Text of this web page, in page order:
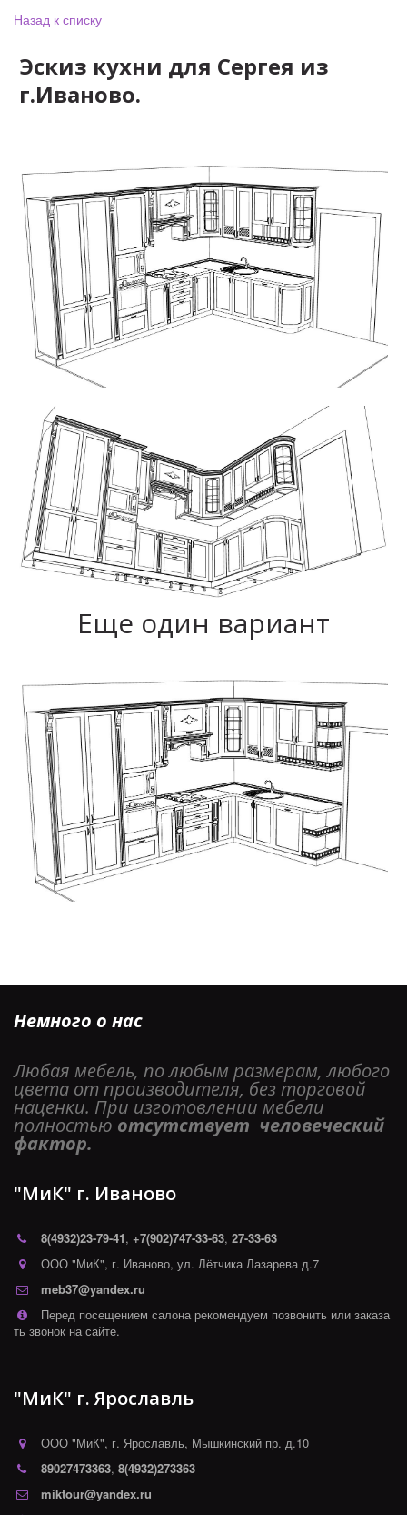
Назад к списку
Эскиз кухни для Сергея из
г.Иваново.
Еще один вариант
Немного о нас
Любая мебель, по любым размерам, любого
цвета от производителя, без торговой
наценки. При изготовлении мебели
полностью отсутствует  человеческий
фактор.
"МиК" г. Иваново
8(4932)23-79-41, +7(902)747-33-63, 27-33-63
ООО "МиК", г. Иваново, ул. Лётчика Лазарева д.7
meb37@yandex.ru
Перед посещением салона рекомендуем позвонить или заказа
ть звонок на сайте.
"МиК" г. Ярославль
ООО "МиК", г. Ярославль, Мышкинский пр. д.10
89027473363, 8(4932)273363
miktour@yandex.ru